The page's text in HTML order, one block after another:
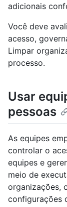
adicionais
Você deve
acesso,
Limpar
processo.
Usar
pessoas
As equipes
controlar o
equipes e
meio de
organizações,
configurações